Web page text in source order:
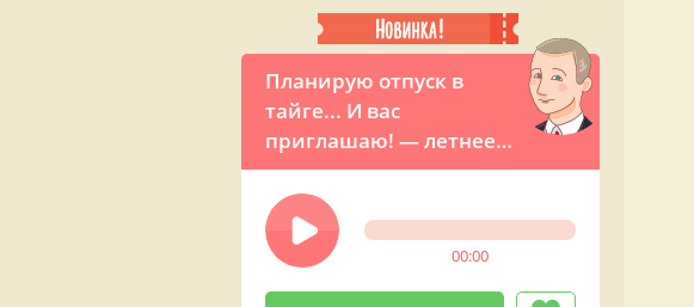
Планирую отпуск в
тайге... И вас
приглашаю! — летнее
прикольное
поздравление от Путина
00:00